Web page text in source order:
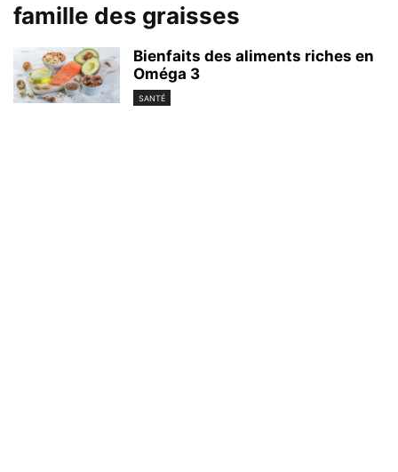
famille des graisses
Bienfaits des aliments riches en
Oméga 3
SANTÉ